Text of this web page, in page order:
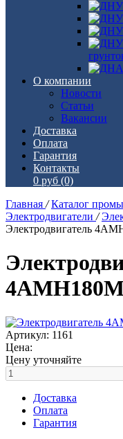
О компании
Новости
Статьи
Вакансии
Доставка
Оплата
Гарантия
Контакты
0 руб (0)
Главная / Каталог
Электродвигатели /
Электродвигатель
Артикул: 1161
Цена:
Цену уточняйте
Доставка
Оплата
Гарантия